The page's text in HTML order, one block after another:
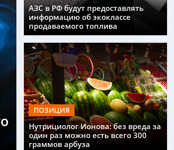
АЗС в РФ будут предоставлять
информацию об экоклассе
продаваемого топлива
ПОЗИЦИЯ
Нутрициолог Ионова: без вреда за
один раз можно есть всего 300
граммов арбуза